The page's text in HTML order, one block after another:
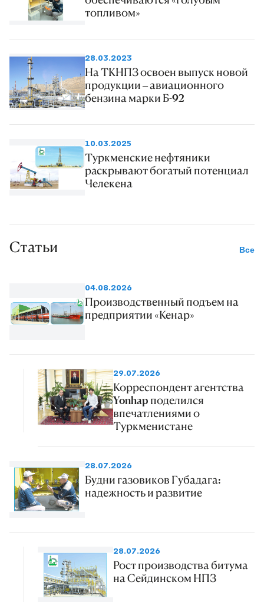
топливом»
28.03.2023
На ТКНПЗ освоен выпуск новой
продукции – авиационного
бензина марки Б-92
10.03.2025
Туркменские нефтяники
раскрывают богатый потенциал
Челекена
Статьи Все
04.08.2026
Производственный подъем на
предприятии «Кенар»
29.07.2026
Корреспондент агентства
Yonhap поделился
впечатлениями о
Туркменистане
28.07.2026
Будни газовиков Губадага:
надежность и развитие
28.07.2026
Рост производства битума
на Сейдинском НПЗ